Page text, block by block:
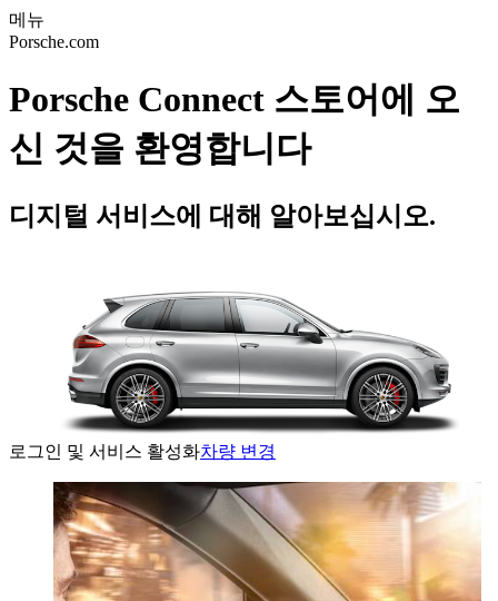
메뉴
Porsche.com
Porsche Connect 스토어에 오
신 것을 환영합니다
디지털 서비스에 대해 알아보십시오.
로그인 및 서비스 활성화차량 변경